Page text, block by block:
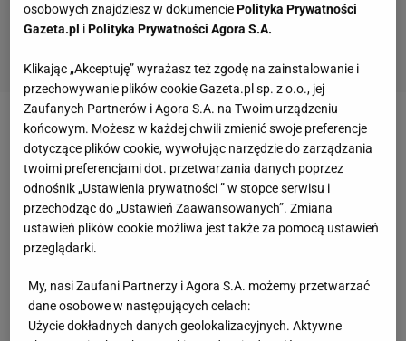
Zobacz wideoBartłomiej Bołądź po przegranej w
finale: "Cieszymy się z tego sezonu"
Tego zabrakło Lewandowskiemu
I właśnie tego, że Lewandowskiego zabrakło na
liście strzelców, żałuje Łukasz Gikiewicz.
"Zabrakło w tym tylko jednego. Gola. Oglądając to
osobowych znajdziesz w dokumenciePolityka Prywatności
Gazeta.pl iPolityka Prywatności Agora S.A.
Klikając „Akceptuję” wyrażasz też zgodę na zainstalowanie i
przechowywanie plików cookie Gazeta.pl sp. z o.o., jej
Zaufanych Partnerów i Agora S.A. na Twoim urządzeniu
końcowym. Możesz w każdej chwili zmienić swoje preferencje
dotyczące plików cookie, wywołując narzędzie do zarządzania
twoimi preferencjami dot. przetwarzania danych poprzez
odnośnik „Ustawienia prywatności ” w stopce serwisu i
przechodząc do „Ustawień Zaawansowanych”. Zmiana
ustawień plików cookie możliwa jest także za pomocą ustawień
przeglądarki.
My, nasi Zaufani Partnerzy i Agora S.A. możemy przetwarzać
dane osobowe w następujących celach:
Użycie dokładnych danych geolokalizacyjnych. Aktywne